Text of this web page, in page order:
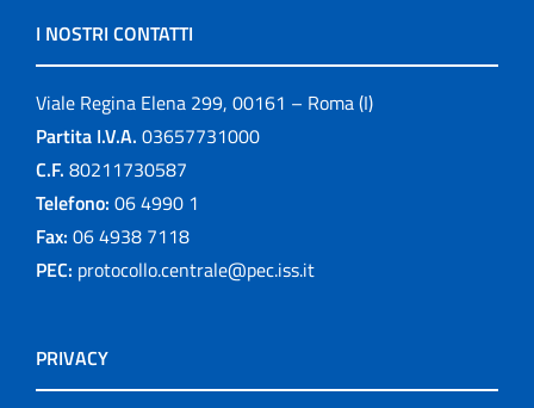
I NOSTRI CONTATTI
Viale Regina Elena 299, 00161 – Roma (I)
Partita I.V.A. 03657731000
C.F. 80211730587
Telefono: 06 4990 1
Fax: 06 4938 7118
PEC: protocollo.centrale@pec.iss.it
PRIVACY